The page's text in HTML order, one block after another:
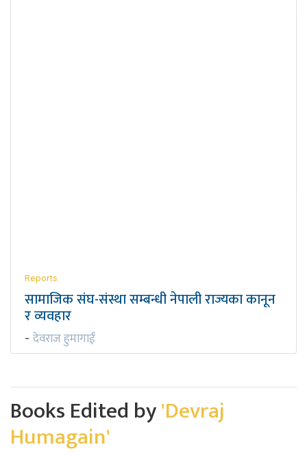
Reports
सामाजिक संघ-संस्था सम्बन्धी नेपाली राज्यका कानून
र व्यवहार
- देवराज हुमागाईं
Books Edited by'Devraj
Humagain'